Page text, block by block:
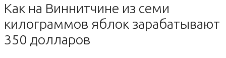
Как на Виннитчине из семи
килограммов яблок зарабатывают
350 долларов